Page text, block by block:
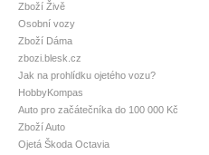
Zboží Živě
Osobní vozy
Zboží Dáma
zbozi.blesk.cz
Jak na prohlídku ojetého vozu?
HobbyKompas
Auto pro začátečníka do 100 000 Kč
Zboží Auto
Ojetá Škoda Octavia